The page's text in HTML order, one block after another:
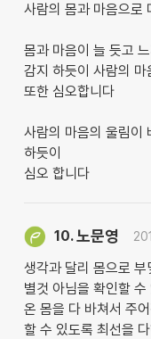
사람의 몸과 마음으로
몸과 마음이 늘 듯고
감지 하듯이 사람의 마
또한 심오합니다
사람의 마음의 울림이
하듯이
심오 합니다
10.노문영
생각과 달리 몸으로 부
별것 아님을 확인할 수
온 몸을 다 바쳐서 주
할 수 있도록 최선을